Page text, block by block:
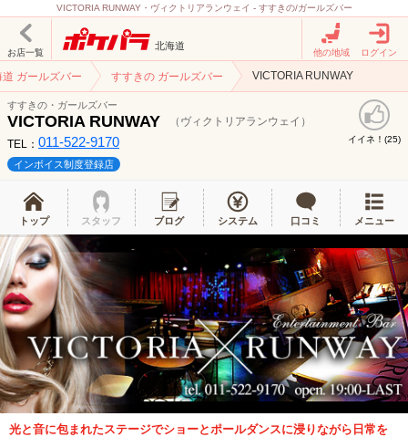
VICTORIA RUNWAY・ヴィクトリアランウェイ - すすきの/ガールズバー
お店一覧
北海道
他の地域 ログイン
道 ガールズバー すすきの ガールズバー VICTORIA RUNWAY
すすきの・ガールズバー
VICTORIA RUNWAY
（ヴィクトリアランウェイ）
TEL： 011-522-9170 イイネ！(25)
インボイス制度登録店
トップ スタッフ ブログ システム 口コミ メニュー
光と音に包まれたステージでショーとポールダンスに浸りながら日常を